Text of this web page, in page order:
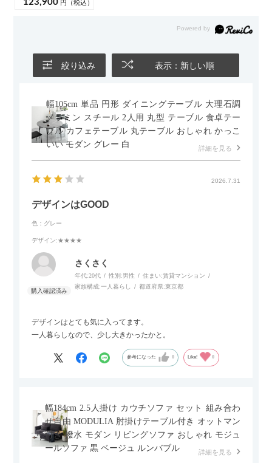
絞り込み 表示：新しい順
幅105cm 単品 円形 ダイニングテーブル 大理石調
メラミン スチール 2人用 丸型 テーブル 食卓テー
ブル カフェテーブル 丸テーブル おしゃれ かっこ
いい モダン グレー 白
詳細を見る
2026.7.31
デザインはGOOD
色：グレー
デザイン:★★★★
さくさく
年代:20代 性別:男性 住まい:賃貸マンション
家族構成:一人暮らし 都道府県:東京都
デザインはとても気に入ってます。
一人暮らしなので、少し大きかったかと。
参考になった 0 Like! 0
幅184cm 2.5人掛け カウチソファ セット 組み合わ
せ自由 MODULIA 肘掛けテーブル付き オットマン
付き 撥水 モダン リビングソファ おしゃれ モジュ
ールソファ 黒 ベージュ ルンバブル
詳細を見る